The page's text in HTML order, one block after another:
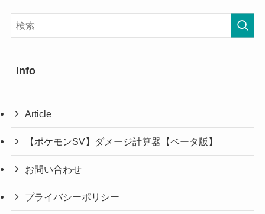
Info
Article
【ポケモンSV】ダメージ計算器【ベータ版】
お問い合わせ
プライバシーポリシー